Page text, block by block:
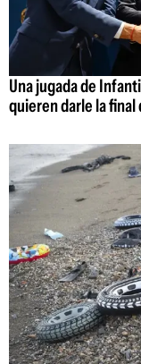
Una jugada de
quieren darle la